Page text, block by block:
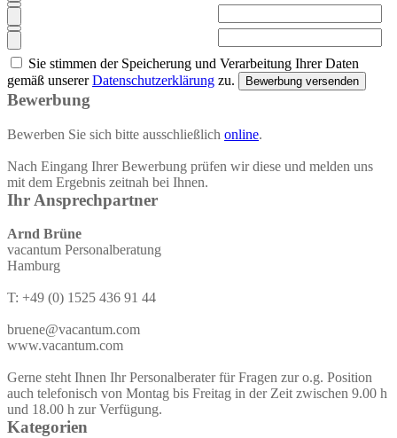
Sie stimmen der Speicherung und Verarbeitung Ihrer Daten
gemäß unsererDatenschutzerklärung zu. Bewerbung versenden
Bewerbung
Bewerben Sie sich bitte ausschließlich online.
Nach Eingang Ihrer Bewerbung prüfen wir diese und melden uns
mit dem Ergebnis zeitnah bei Ihnen.
Ihr Ansprechpartner
Arnd Brüne
vacantum Personalberatung
Hamburg
T: +49 (0) 1525 436 91 44
bruene@vacantum.com
www.vacantum.com
Gerne steht Ihnen Ihr Personalberater für Fragen zur o.g. Position
auch telefonisch von Montag bis Freitag in der Zeit zwischen 9.00 h
und 18.00 h zur Verfügung.
Kategorien